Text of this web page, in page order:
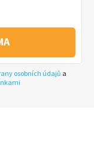
osobních údajů a